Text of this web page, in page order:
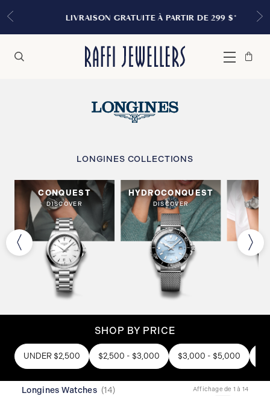
LIVRAISON GRATUITE À PARTIR DE 299 $*
Menu
Sac
Fermer
LONGINES COLLECTIONS
CONQUEST
DISCOVER
HYDROCONQUEST
DISCOVER
SHOP BY PRICE
UNDER $2,500 $2,500 - $3,000 $3,000 - $5,000
Longines Watches (14) Affichage de 1 à 14